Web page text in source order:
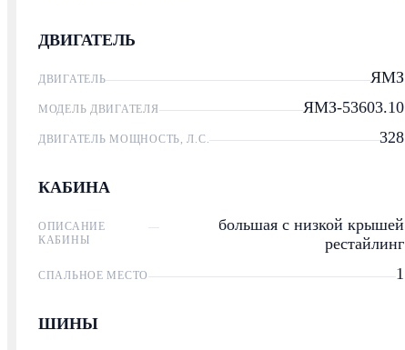
ДВИГАТЕЛЬ
ДВИГАТЕЛЬ ЯМЗ
МОДЕЛЬ ДВИГАТЕЛЯ ЯМЗ-53603.10
ДВИГАТЕЛЬ МОЩНОСТЬ, Л.С. 328
КАБИНА
ОПИСАНИЕ
КАБИНЫ
большая с низкой крышей
рестайлинг
СПАЛЬНОЕ МЕСТО 1
ШИНЫ